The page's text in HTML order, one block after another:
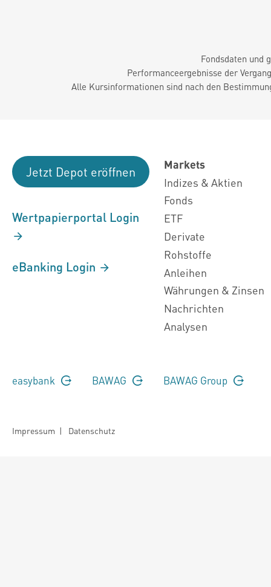
Fondsdaten und
Performanceergebnisse der
Alle Kursinformationen sind nach den
Jetzt Depot eröffnen
Wertpapierportal Login
eBanking Login
Markets
Indizes & Aktien
Fonds
ETF
Derivate
Rohstoffe
Anleihen
Währungen & Zinsen
Nachrichten
Analysen
easybank BAWAG BAWAG Group
Impressum | Datenschutz